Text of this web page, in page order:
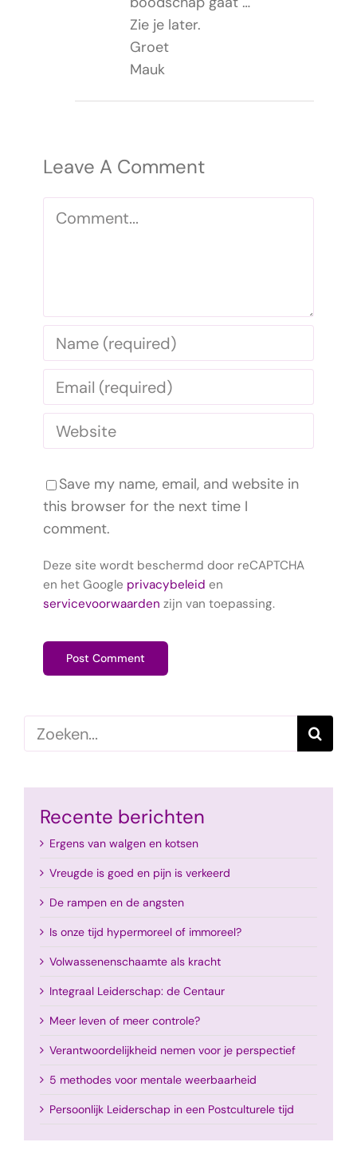
Zie je later.
Groet
Mauk
Leave A Comment
Comment
Save my name, email, and website in
this browser for the next time I
comment.
Deze site wordt beschermd door reCAPTCHA
en het Google privacybeleid en
servicevoorwaarden zijn van toepassing.
Zoeken
naar:
Recente berichten
Ergens van walgen en kotsen
Vreugde is goed en pijn is verkeerd
De rampen en de angsten
Is onze tijd hypermoreel of immoreel?
Volwassenenschaamte als kracht
Integraal Leiderschap: de Centaur
Meer leven of meer controle?
Verantwoordelijkheid nemen voor je perspectief
5 methodes voor mentale weerbaarheid
Persoonlijk Leiderschap in een Postculturele tijd